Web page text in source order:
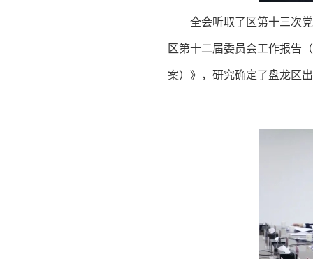
全会听取了区第十三次
区第十二届委员会工作报告
案）》，研究确定了盘龙区